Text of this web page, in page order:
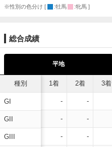
※性別の色分け [ :牡馬 :牝馬 ]
総合成績
平地
種別
GI
GII
GIII
1着 2着 3着
- -
- -
- -